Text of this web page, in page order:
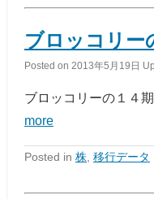
ブロッコリー
Posted on 2013年5月19日
ブロッコリーの１４
more
Posted in 株 移行データ